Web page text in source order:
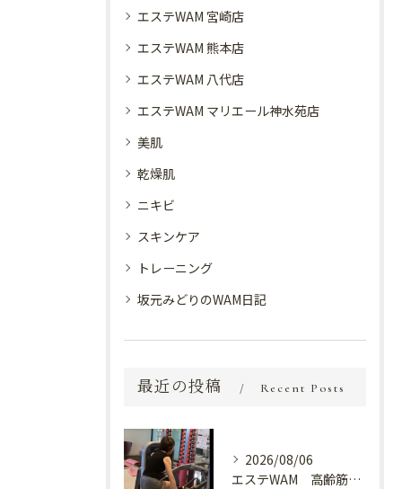
エステWAM 宮崎店
エステWAM 熊本店
エステWAM 八代店
エステWAM マリエール神水苑店
美肌
乾燥肌
ニキビ
スキンケア
トレーニング
坂元みどりのWAM日記
最近の投稿 Recent Posts
2026/08/06
エステWAM 高齢筋トレ